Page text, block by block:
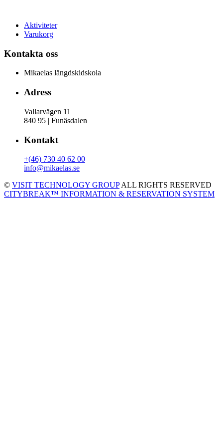
Aktiviteter
Varukorg
Kontakta oss
Mikaelas längdskidskola
Adress
Vallarvägen 11
840 95 | Funäsdalen
Kontakt
+(46) 730 40 62 00
info@mikaelas.se
© VISIT TECHNOLOGY GROUPALL RIGHTS RESERVED
CITYBREAK™ INFORMATION & RESERVATION SYSTEM